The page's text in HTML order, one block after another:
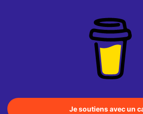
Je soutiens avec un